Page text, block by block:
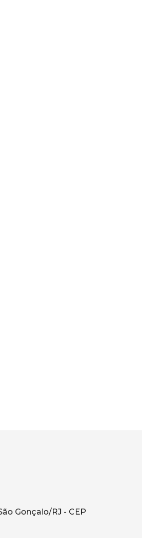
Gonçalo/RJ - CEP